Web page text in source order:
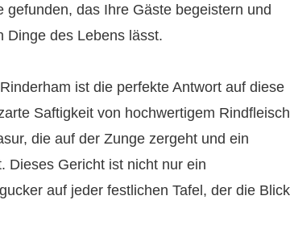
das Ihre Gäste begeistern und
Dinge des Lebens lässt.
ist die perfekte Antwort auf diese
Saftigkeit von hochwertigem Rindfleisch
die auf der Zunge zergeht und ein
Dieses Gericht ist nicht nur ein
auf jeder festlichen Tafel, der die